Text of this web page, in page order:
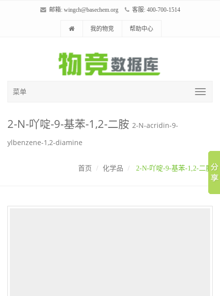
邮箱: wingch@basechem.org 客服: 400-700-1514
我的物竞 帮助中心
菜单
2-N-吖啶-9-基苯-1,2-二胺 2-N-acridin-9-
ylbenzene-1,2-diamine
首页 化学品 2-N-吖啶-9-基苯-1,2-二胺